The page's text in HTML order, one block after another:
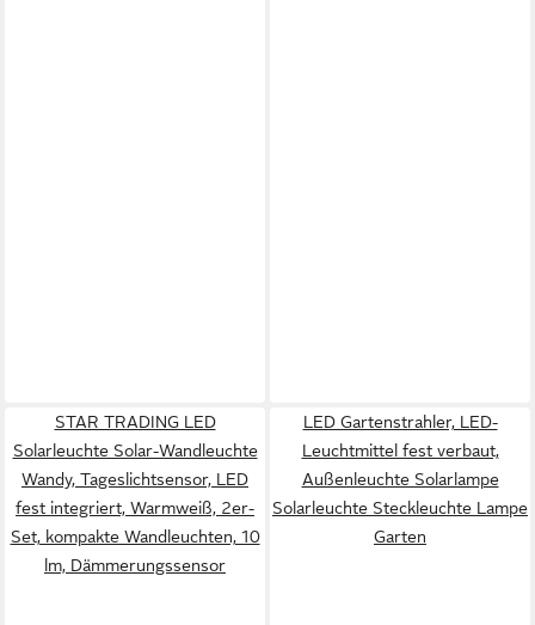
STAR TRADING LED
Solarleuchte Solar-Wandleuchte
Wandy, Tageslichtsensor, LED
fest integriert, Warmweiß, 2er-
Set, kompakte Wandleuchten, 10
lm, Dämmerungssensor
LED Gartenstrahler, LED-
Leuchtmittel fest verbaut,
Außenleuchte Solarlampe
Solarleuchte Steckleuchte Lampe
Garten